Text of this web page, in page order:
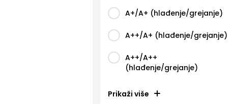
A+/A+ (hlađenje/grejanje)
A++/A+ (hlađenje/grejanje)
A++/A++
(hlađenje/grejanje)
Prikaži više